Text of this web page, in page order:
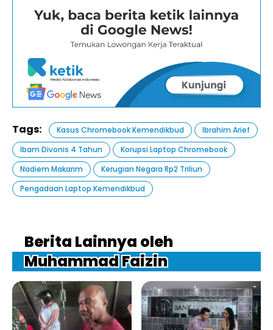
Tags: Kasus Chromebook Kemendikbud
Ibrahim Arief
Ibam Divonis 4 Tahun
Korupsi Laptop Chromebook
Nadiem Makarim
Kerugian Negara Rp2 Triliun
Pengadaan Laptop Kemendikbud
Berita Lainnya oleh
Muhammad Faizin